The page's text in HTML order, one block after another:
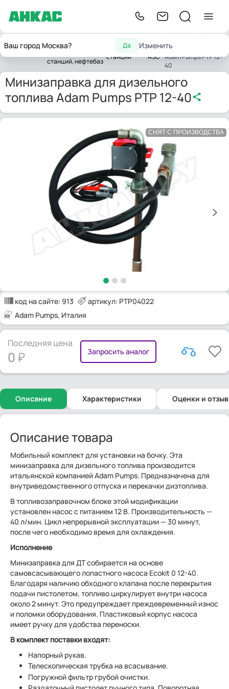
Ваш город Москва? Да Изменить
Главная
Оборудование для
станций, нефтебаз
Заправочные
станции
Мини
АЗС
дизельного топлива
Adam Pumps PTP 12-
40
Минизаправка для дизельного
топлива Adam Pumps PTP 12-40
СНЯТ С ПРОИЗВОДСТВА
код на сайте: 913
артикул: PTP04022
Adam Pumps, Италия
Последняя цена
0 Запросить аналог
Описание Характеристики Оценки и
Описание товара
Мобильный комплект для установки на бочку. Эта
минизаправка для дизельного топлива производится
итальянской компанией Adam Pumps. Предназначена для
внутриведомственного отпуска и перекачки дизтоплива.
В топливозаправочном блоке этой модификации
установлен насос с питанием 12 В. Производительность —
40 л/мин. Цикл непрерывной эксплуатации — 30 минут,
после чего необходимо время для охлаждения.
Исполнение
Минизаправка для ДТ собирается на основе
самовсасывающего лопастного насоса Ecokit 0 12-40.
Благодаря наличию обходного клапана после перекрытия
подачи пистолетом, топливо циркулирует внутри насоса
около 2 минут. Это предупреждает преждевременный износ
и поломки оборудования. Пластиковый корпус насоса
имеет ручку для удобства переноски.
В комплект поставки входят:
Напорный рукав.
Телескопическая трубка на всасывание.
Погружной фильтр грубой очистки.